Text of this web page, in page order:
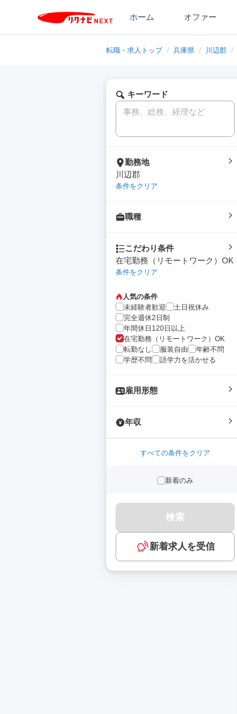
ホーム オファー
転職・求人トップ / 兵庫県 / 川辺郡 /
キーワード
勤務地
川辺郡
条件をクリア
職種
こだわり条件
在宅勤務（リモートワーク）OK
条件をクリア
人気の条件
未経験者歓迎
土日祝休み
完全週休2日制
年間休日120日以上
在宅勤務（リモートワーク）OK
転勤なし
服装自由
年齢不問
学歴不問
語学力を活かせる
雇用形態
年収
すべての条件をクリア
新着のみ
検索
新着求人を受信